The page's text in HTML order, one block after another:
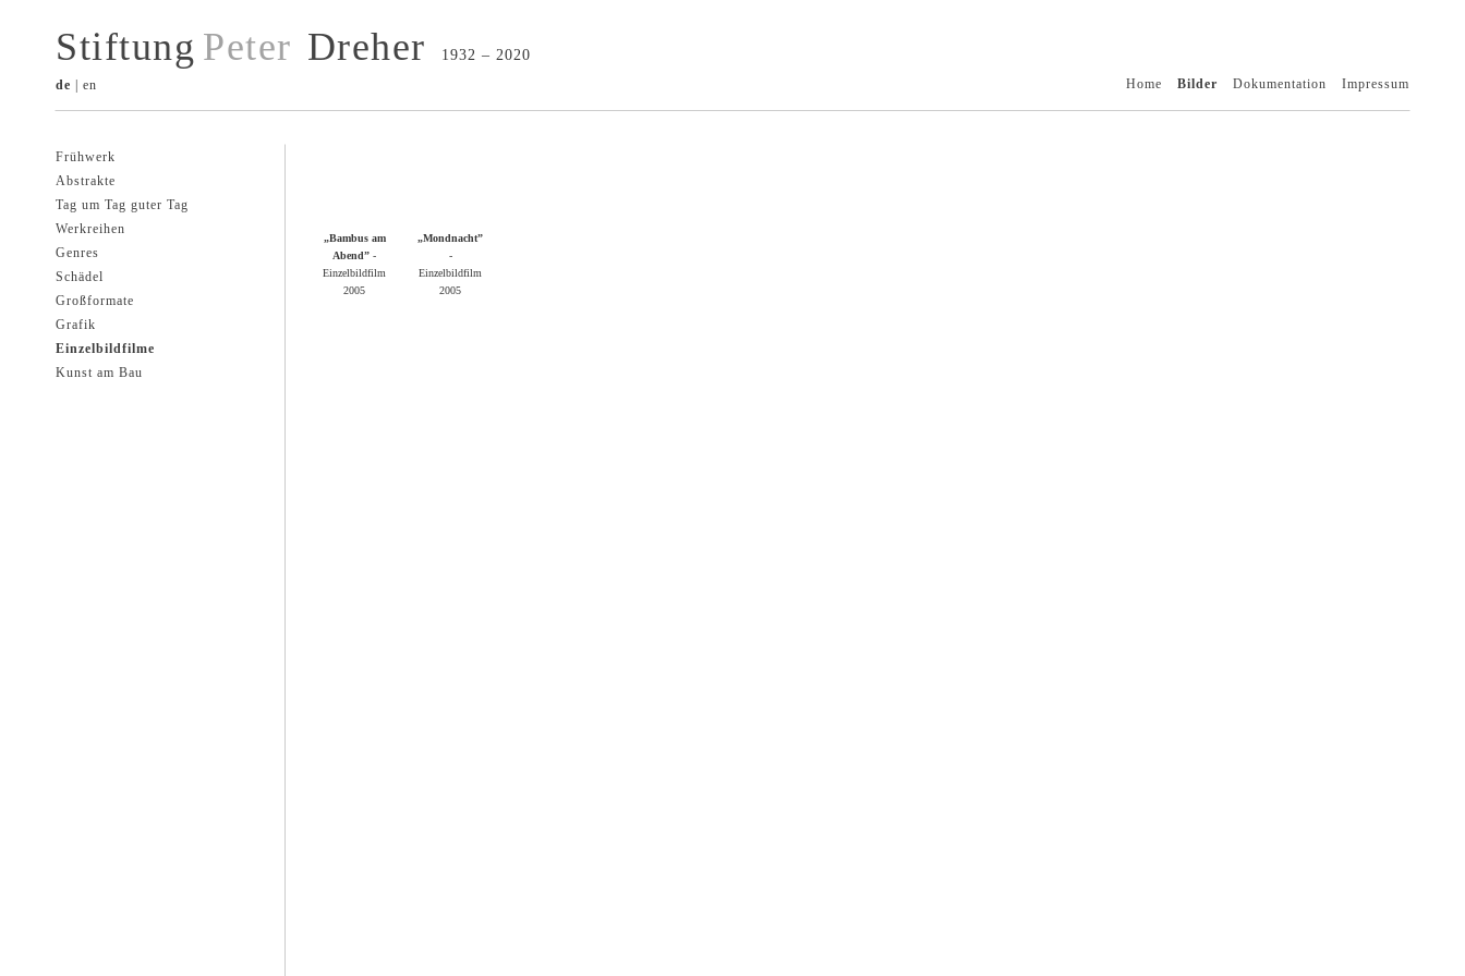
Stiftung Peter Dreher 1932 – 2020
de en Home Bilder Dokumentation Impressum
Frühwerk
Abstrakte
Tag um Tag guter Tag
Werkreihen
Genres
Schädel
Großformate
Grafik
Einzelbildfilme
Kunst am Bau
„Bambus am
Abend” -
Einzelbildfilm
2005
„Mondnacht”
-
Einzelbildfilm
2005